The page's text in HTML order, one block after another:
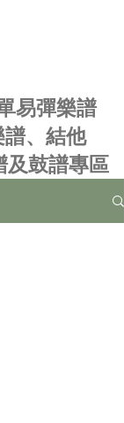
易彈樂譜
、結他
鼓譜專區